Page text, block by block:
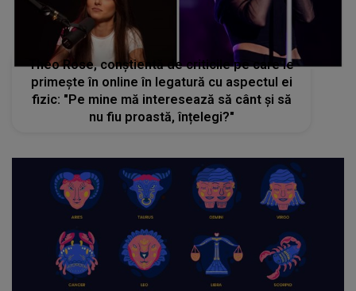
Theo Rose, conștientă de criticile pe care le
primește în online în legatură cu aspectul ei
fizic: "Pe mine mă interesează să cânt și să
nu fiu proastă, înțelegi?"